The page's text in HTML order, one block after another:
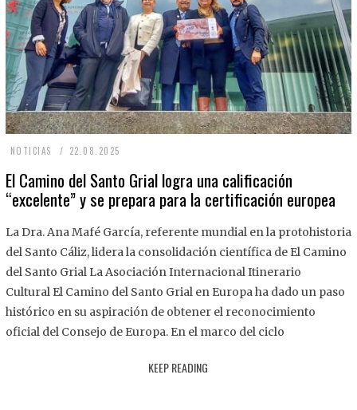
NOTICIAS 22.08.2025
.
8
2
2
El Camino del Santo Grial logra una calificación
“excelente” y se prepara para la certificación europea
La Dra. Ana Mafé García, referente mundial en la protohistoria
del Santo Cáliz, lidera la consolidación científica de El Camino
del Santo Grial La Asociación Internacional Itinerario
Cultural El Camino del Santo Grial en Europa ha dado un paso
histórico en su aspiración de obtener el reconocimiento
oficial del Consejo de Europa. En el marco del ciclo
KEEP READING